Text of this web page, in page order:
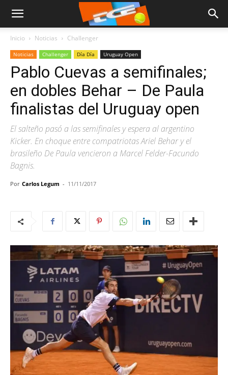
Inicio Noticias Challenger
Noticias Challenger Día Día Uruguay Open
Pablo Cuevas a semifinales;
en dobles Behar – De Paula
finalistas del Uruguay open
El salteño pasó a las semifinales y espera al argentino
Kicker. En choque entre compatriotas Ariel Behar y el
brasileño De Paula vencieron a Marcel Felder-Facundo
Bagnis.
Por Carlos Legum - 11/11/2017